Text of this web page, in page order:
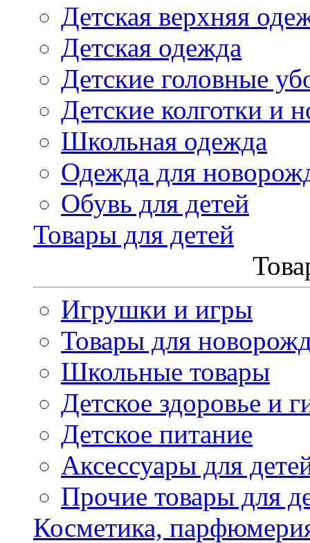
Детская верхняя
Детская одежда
Детские головные
Детские колготки и
Школьная одежда
Одежда для
Обувь для детей
Товары для детей
Игрушки и игры
Товары для
Школьные товары
Детское здоровье и
Детское питание
Аксессуары для
Прочие товары для
Косметика,